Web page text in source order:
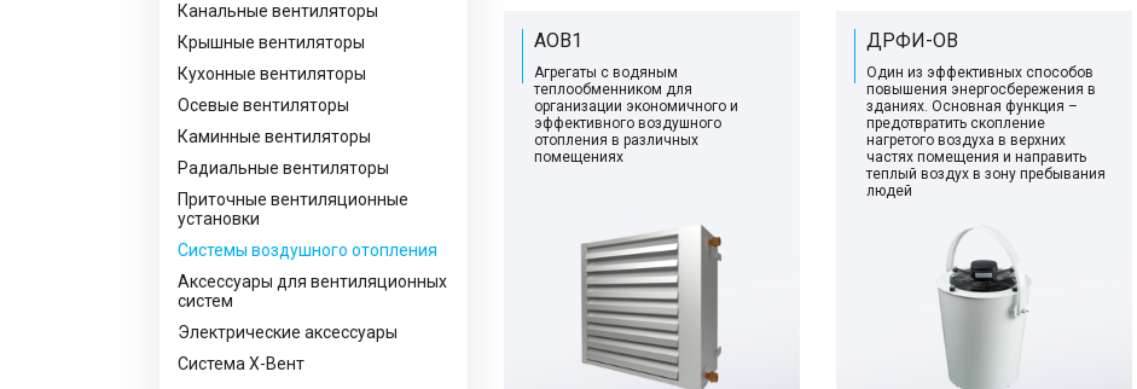
Канальные вентиляторы
Крышные вентиляторы
Кухонные вентиляторы
Осевые вентиляторы
Каминные вентиляторы
Радиальные вентиляторы
Приточные вентиляционные
установки
Системы воздушного отопления
Аксессуары для вентиляционных
систем
Электрические аксессуары
Система Х-Вент
АОВ1
Агрегаты с водяным
теплообменником для
организации экономичного и
эффективного воздушного
отопления в различных
помещениях
ДРФИ-ОВ
Один из эффективных способов
повышения энергосбережения в
зданиях. Основная функция –
предотвратить скопление
нагретого воздуха в верхних
частях помещения и направить
теплый воздух в зону пребывания
людей